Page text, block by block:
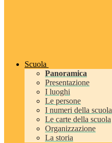
Scuola
Panoramica
Presentazione
I luoghi
Le persone
I numeri della scuola
Le carte della scuola
Organizzazione
La storia